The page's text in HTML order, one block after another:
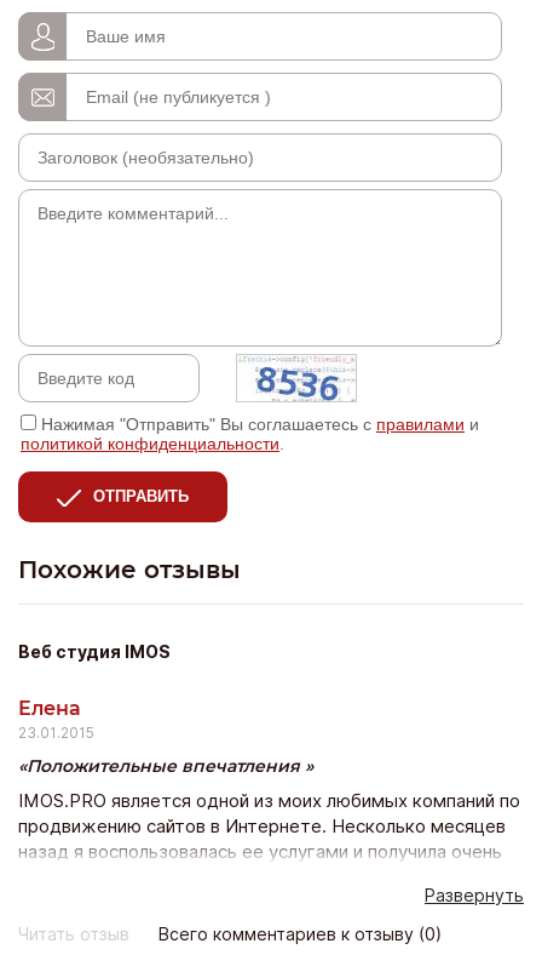
Нажимая "Отправить" Вы соглашаетесь с правилами и
политикой конфиденциальности
ОТПРАВИТЬ
Похожие отзывы
Веб студия IMOS
Елена
23.01.2015
Положительные впечатления
IMOS.PRO является одной из моих любимых компаний по
продвижению сайтов в Интернете. Несколько месяцев
назад я воспользовалась ее услугами и получила очень
Сайт стал оживленным, популярным, появилось много
активных участников группы, спасибо вам, у вас
Развернуть
Читать отзыв
Всего комментариев к отзыву (0)